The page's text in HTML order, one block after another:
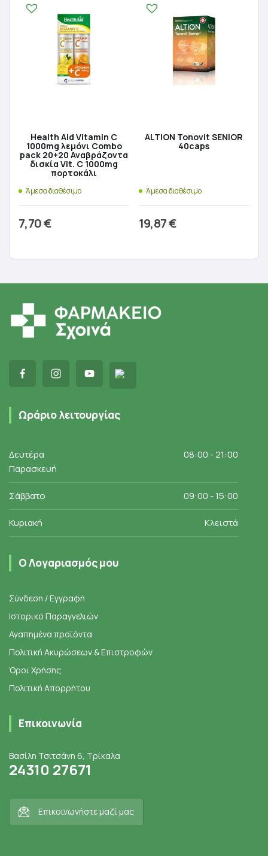
Health Aid Vitamin C
1000mg λεμόνι Combo
pack 20+20 Αναβράζοντα
δισκία Vit. C 1000mg
πορτοκάλι
Άμεσα διαθέσιμο
7,70€
ALTION Tonovit SENIOR
40caps
Άμεσα διαθέσιμο
19,87€
Ωράριο λειτουργίας
Δευτέρα
Παρασκευή
08:00 - 21:00
Σάββατο 09:00 - 15:00
Κυριακή Κλειστά
Ο Λογαριασμός μου
Σύνδεση / Εγγραφή
Ιστορικό Παραγγελιών
Αγαπημένα προϊόντα
Πολιτική Ακυρώσεων & Επιστροφών
Όροι Χρήσης
Πολιτική Απορρήτου
Επικοινωνία
Βασίλη Τσιτσάνη 6, Τρίκαλα
24310 27671
Επικοινωνήστε μαζί μας